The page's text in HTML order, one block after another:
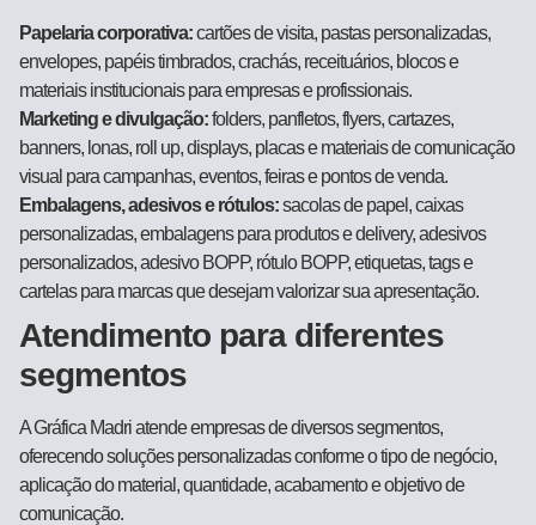
Papelaria corporativa:cartões de visita, pastas personalizadas,
envelopes, papéis timbrados, crachás, receituários, blocos e
materiais institucionais para empresas e profissionais.
Marketing e divulgação:folders, panfletos, flyers, cartazes,
banners, lonas, roll up, displays, placas e materiais de comunicação
visual para campanhas, eventos, feiras e pontos de venda.
Embalagens, adesivos e rótulos:sacolas de papel, caixas
personalizadas, embalagens para produtos e delivery, adesivos
personalizados, adesivo BOPP, rótulo BOPP, etiquetas, tags e
cartelas para marcas que desejam valorizar sua apresentação.
Atendimento para diferentes
segmentos
A Gráfica Madri atende empresas de diversos segmentos,
oferecendo soluções personalizadas conforme o tipo de negócio,
aplicação do material, quantidade, acabamento e objetivo de
comunicação.